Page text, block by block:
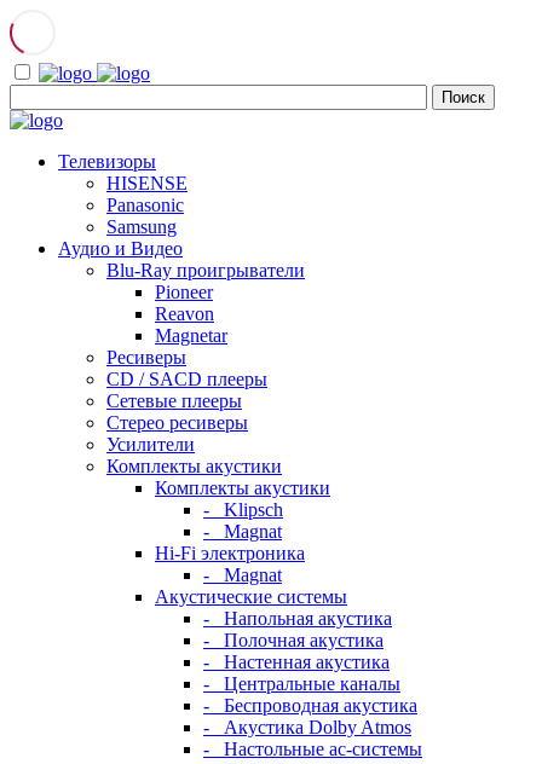
Телевизоры
HISENSE
Panasonic
Samsung
Аудио и Видео
Blu-Ray проигрыватели
Pioneer
Reavon
Magnetar
Ресиверы
CD / SACD плееры
Сетевые плееры
Стерео ресиверы
Усилители
Комплекты акустики
Комплекты акустики
- Klipsch
- Magnat
Hi-Fi электроника
- Magnat
Акустические системы
- Напольная акустика
- Полочная акустика
- Настенная акустика
- Центральные каналы
- Беспроводная акустика
- Акустика Dolby Atmos
- Настольные ас-системы